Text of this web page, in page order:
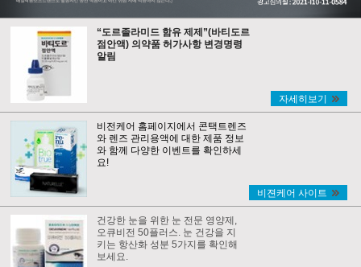
“도르졸라미드 함유 제제”(바티도르
점안액) 의약품 허가사항 변경명령
알림
자세히보기
비전케어 홈페이지에서 콘택트렌즈
와 렌즈 관리용액에 대한 제품 정보
와 함께 다양한 이벤트를 확인하세
요!
비젼케어 사이트
건강한 눈을 위한 눈 전문 영양제,
오큐비전 50플러스. 눈 건강을 지
키는 항산화 성분 5가지를 확인해
보세요.